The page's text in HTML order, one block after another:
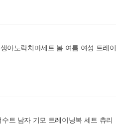
아노락치마세트 봄 여름 여성 트레이
트 남자 기모 트레이닝복 세트 츄리